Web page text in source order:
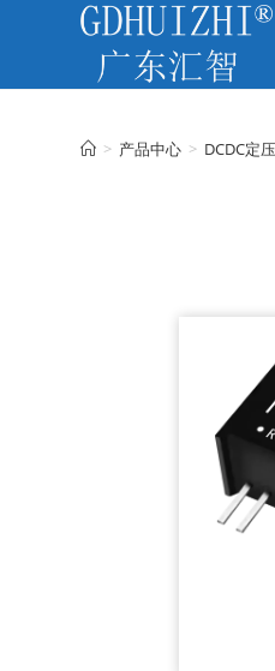
> 产品中心 > DCDC定